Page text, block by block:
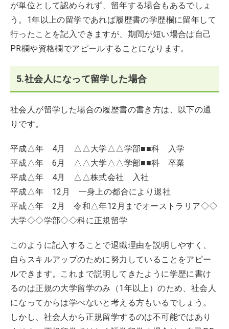
が単位として認められず、留年する場合もあるでしょ
う。1年以上の留学であれば履歴書の学歴欄に留年して
行ったことを記入できますが、期間が短い場合は自己
PR欄や資格欄でアピールすることになります。
5.社会人になって留学した場合
社会人が留学した場合の履歴書の書き方は、以下の通
りです。
平成△年 4月 △△大学△△学部■■科 入学
平成△年 6月 △△大学△△学部■■科 卒業
平成△年 4月 △△株式会社 入社
平成△年 12月 一身上の都合により退社
平成△年 2月 令和△年12月までオーストラリア◇◇
大学◇◇学部◇◇科に正規留学
このように記入することで退職理由を説明しやすく、
自らスキルアップのために努力していることをアピー
ルできます。これまで説明してきたように学歴に書け
るのは正規の大学留学のみ（1年以上）のため、社会人
になってからは学べないと考える方もいるでしょう。
しかし、社会人から正規留学するのは不可能ではあり